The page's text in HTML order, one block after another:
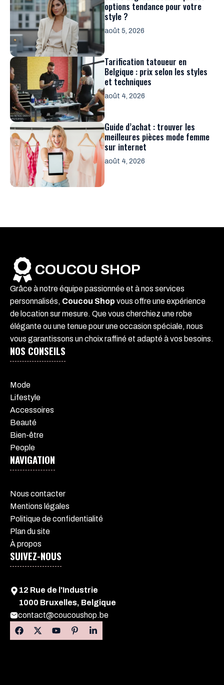
options tendance pour votre
style ?
août 5, 2026
Tarification tatoueur en
Belgique : prix selon les styles
et techniques
août 4, 2026
Guide d’achat : trouver les
meilleures pièces mode femme
sur internet
août 4, 2026
COUCOU SHOP
Grâce à notre équipe passionnée et à nos services
personnalisés, Coucou Shop vous offre une expérience
de location sur mesure. Que vous cherchiez une robe
élégante ou une tenue pour une occasion spéciale, nous
vous garantissons un choix raffiné et adapté à vos besoins.
NOS CONSEILS
Mode
Lifestyle
Accessoires
Beauté
Bien-être
People
NAVIGATION
Nous contacter
Mentions légales
Politique de confidentialité
Plan du site
À propos
SUIVEZ-NOUS
12 Rue de l'Industrie
1000 Bruxelles, Belgique
contact@coucoushop.be